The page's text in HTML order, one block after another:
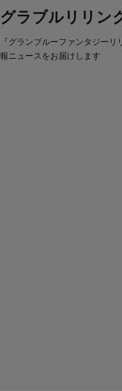
グラブルリリン
『グランブルーファンタジー
報ニュースをお届けします